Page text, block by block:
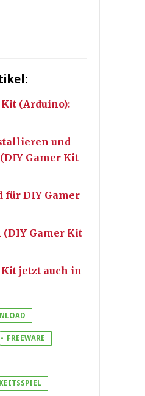
(Arduino):
und
Gamer Kit
für DIY Gamer
(DIY Gamer Kit
jetzt auch in
FREEWARE